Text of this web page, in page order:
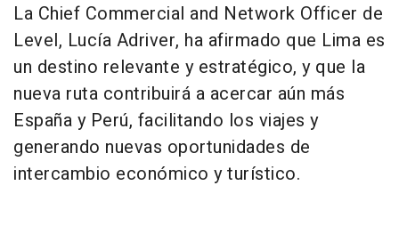
La Chief Commercial and Network Officer de
Level, Lucía Adriver, ha afirmado que Lima es
un destino relevante y estratégico, y que la
nueva ruta contribuirá a acercar aún más
España y Perú, facilitando los viajes y
generando nuevas oportunidades de
intercambio económico y turístico.